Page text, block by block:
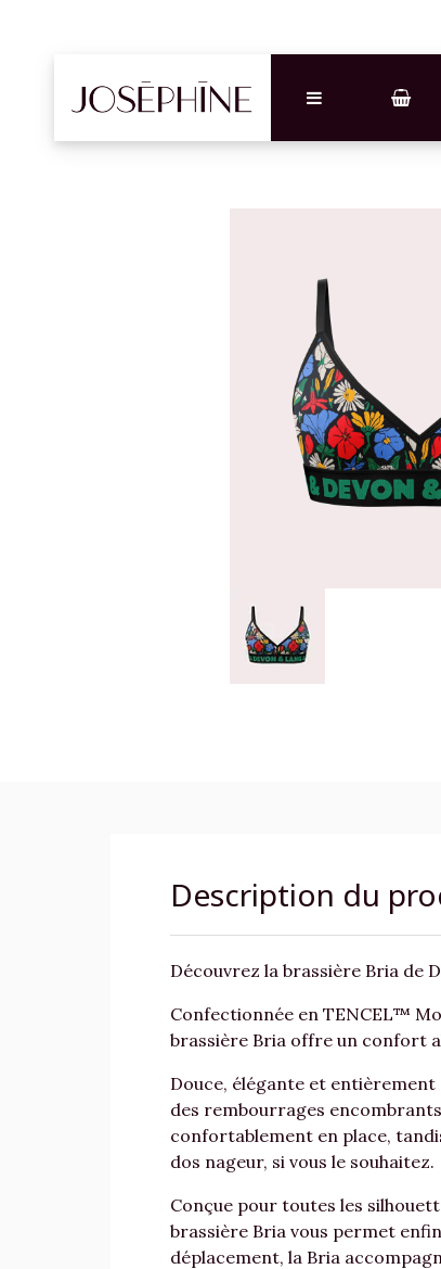
Description du
Découvrez la brassière Bria de
Confectionnée en TENCEL™
brassière Bria offre un confort
Douce, élégante et
des rembourrages
confortablement en place,
dos nageur, si vous le souhaitez.
Conçue pour toutes les
brassière Bria vous permet
déplacement, la Bria